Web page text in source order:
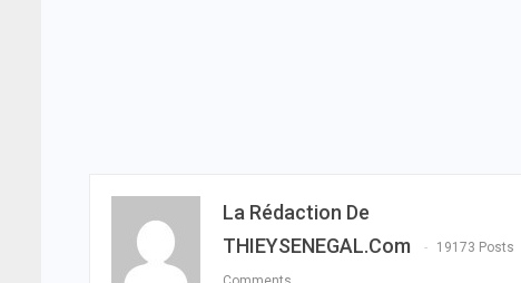
La Rédaction De
THIEYSENEGAL.com
19173 Posts